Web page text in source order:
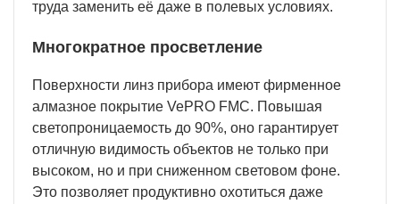
труда заменить её даже в полевых условиях.
Многократное просветление
Поверхности линз прибора имеют фирменное
алмазное покрытие VePRO FMC. Повышая
светопроницаемость до 90%, оно гарантирует
отличную видимость объектов не только при
высоком, но и при сниженном световом фоне.
Это позволяет продуктивно охотиться даже